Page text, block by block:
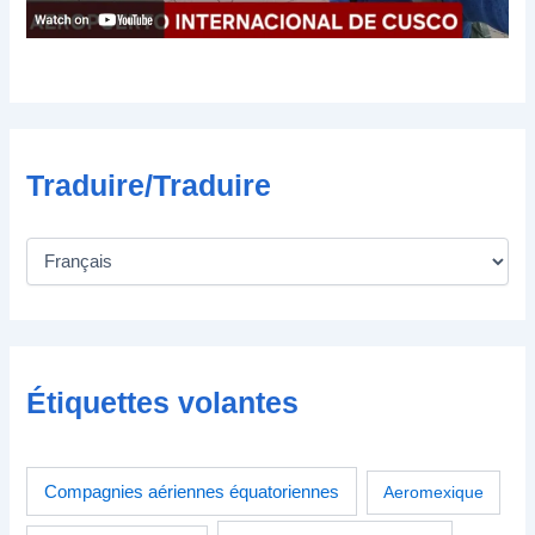
Traduire/Traduire
Étiquettes volantes
Compagnies aériennes équatoriennes Aeromexique